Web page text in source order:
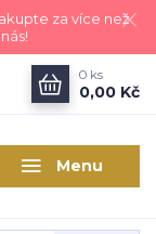
za více než
Menu
0 ks
0,00 Kč